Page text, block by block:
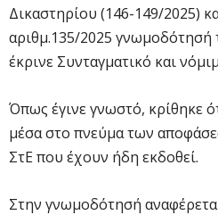
Δικαστηρίου (146-149/2025)
αριθμ.135/2025 γνωμοδότησή
έκρινε Συνταγματικό και
Όπως έγινε γνωστό, κρίθηκε
μέσα στο πνεύμα των
ΣτΕ που έχουν ήδη εκδοθεί.
Στην γνωμοδότησή